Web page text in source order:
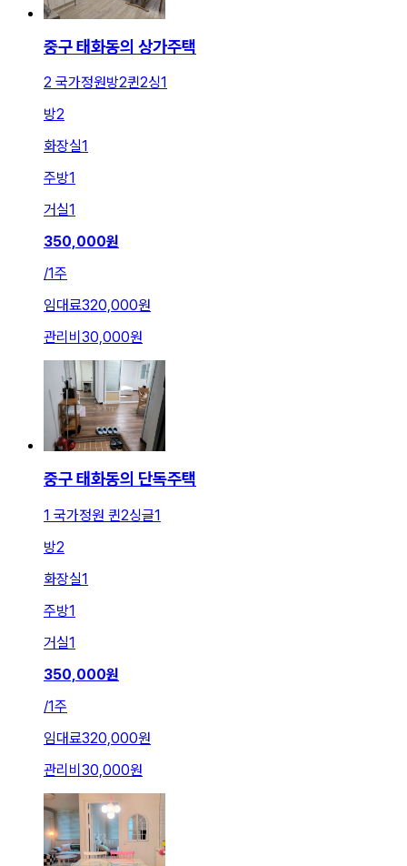
중구 태화동의 상가주택
2 국가정원방2퀸2싱1
방2
화장실1
주방1
거실1
350,000원
/1주
임대료320,000원
관리비 30,000원
중구 태화동의 단독주택
1 국가정원 퀸2싱글1
방2
화장실1
주방1
거실1
350,000원
/1주
임대료320,000원
관리비 30,000원